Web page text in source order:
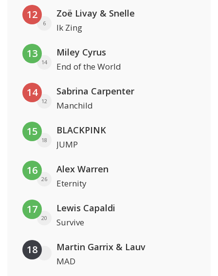
12
6
Zoë Livay & Snelle
Ik Zing
13
14
Miley Cyrus
End of the World
14
12
Sabrina Carpenter
Manchild
15
18
BLACKPINK
JUMP
16
26
Alex Warren
Eternity
17
20
Lewis Capaldi
Survive
18 Martin Garrix & Lauv
MAD